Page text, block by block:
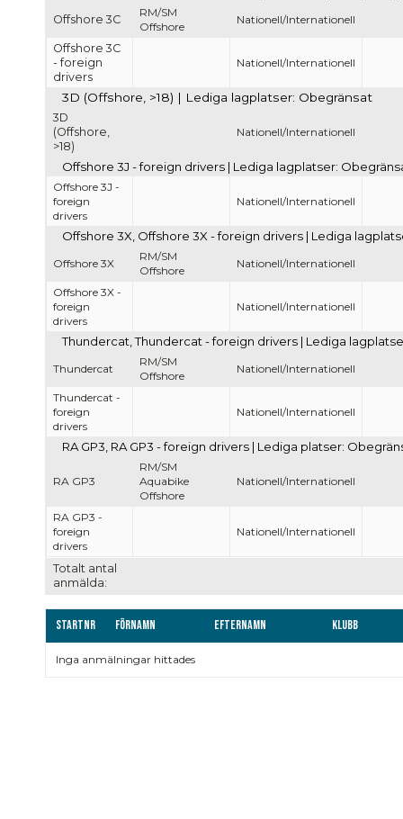
Totalt antal
anmälda:
Offshore 3C
RM/SM
Offshore
Nationell/Internationell
Offshore 3C
- foreign
drivers
Nationell/Internationell
3D (Offshore, >18) | Lediga lagplatser: Obegränsat
3D
(Offshore,
>18)
Nationell/Internationell
Offshore 3J - foreign drivers | Lediga lagplatser:
Offshore 3J -
foreign
drivers
Nationell/Internationell
Offshore 3X, Offshore 3X - foreign drivers | Lediga
Offshore 3X
RM/SM
Offshore
Nationell/Internationell
Offshore 3X -
foreign
drivers
Nationell/Internationell
Thundercat, Thundercat - foreign drivers | Lediga
Thundercat
RM/SM
Offshore
Nationell/Internationell
Thundercat -
foreign
drivers
Nationell/Internationell
RA GP3, RA GP3 - foreign drivers | Lediga platser:
RA GP3
RM/SM
Aquabike
Offshore
Nationell/Internationell
RA GP3 -
foreign
drivers
Nationell/Internationell
Startnr Förnamn Efternamn Klubb
Inga anmälningar hittades